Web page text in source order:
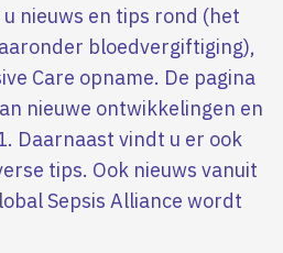
nieuws en tips rond (het
bloedvergiftiging),
Care opname. De pagina
nieuwe ontwikkelingen en
Daarnaast vindt u er ook
tips. Ook nieuws vanuit
Sepsis Alliance wordt